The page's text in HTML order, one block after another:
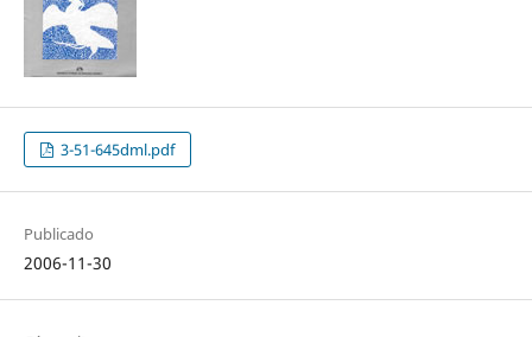
3-51-645dml.pdf
Publicado
2006-11-30